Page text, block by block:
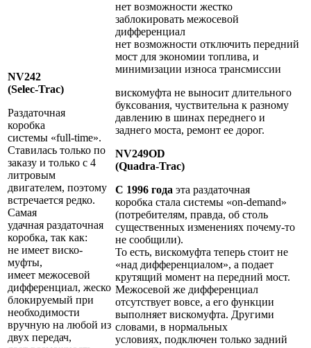
NV242
(Selec-Trac)
Раздаточная
коробка
системы «full-time».
Ставилась только по
заказу и только с 4
литровым
двигателем, поэтому
встречается редко.
Самая
удачная раздаточная
коробка, так как:
не имеет виско-
муфты,
имеет межосевой
дифференциал, жеско
блокируемый при
необходимости
вручную на любой из
двух передач,
нет возможности жестко
заблокировать межосевой
дифференциал
нет возможности отключить передний
мост для экономии топлива, и
минимизации износа трансмиссии
вискомуфта не выносит длительного
буксования, чуствительна к разному
давлению в шинах переднего и
заднего моста, ремонт ее дорог.
NV249OD
(Quadra-Trac)
С 1996 года эта раздаточная
коробка стала системы «on-demand»
(потребителям, правда, об столь
существенных изменениях почему-то
не сообщили).
То есть, вискомуфта теперь стоит не
«над дифференциалом», а подает
крутящий момент на передний мост.
Межосевой же дифференциал
отсутствует вовсе, а его функции
выполняет вискомуфта. Другими
словами, в нормальных
условиях, подключен только задний